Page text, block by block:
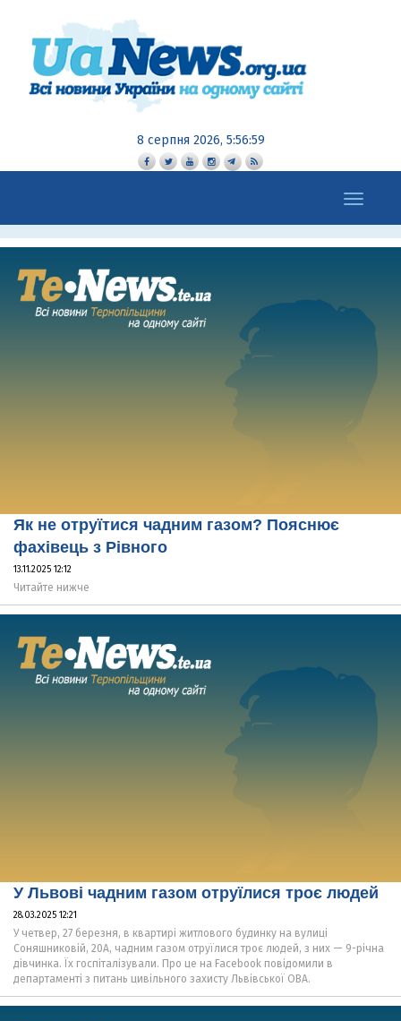
8 серпня 2026, 5:57:00
Toggle
navigation
Як не отруїтися чадним газом? Пояснює
фахівець з Рівного
13.11.2025 12:12
Читайте нижче
У Львові чадним газом отруїлися троє людей
28.03.2025 12:21
У четвер, 27 березня, в квартирі житлового будинку на вулиці
Соняшниковій, 20А, чадним газом отруїлися троє людей, з них — 9-річна
дівчинка. Їх госпіталізували. Про це на Facebook повідомили в
департаменті з питань цивільного захисту Львівської ОВА.